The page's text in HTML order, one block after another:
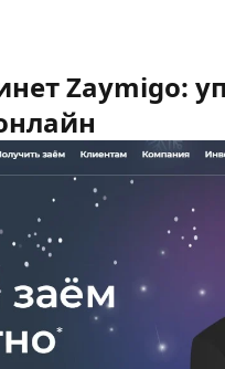
Zaymigo: